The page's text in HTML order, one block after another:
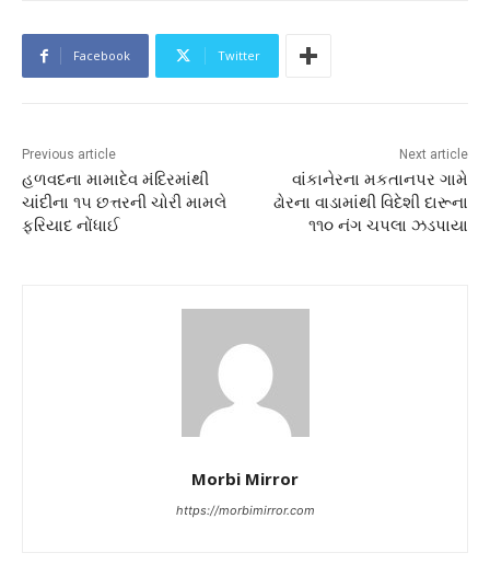
Facebook Twitter
Previous article
હળવદના મામાદેવ મંદિરમાંથી
ચાંદીના ૧૫ છત્તરની ચોરી મામલે
ફરિયાદ નોંધાઈ
Next article
વાંકાનેરના મકતાનપર ગામે
ઢોરના વાડામાંથી વિદેશી દારૂના
૧૧૦ નંગ ચપલા ઝડપાયા
Morbi Mirror
https://morbimirror.com